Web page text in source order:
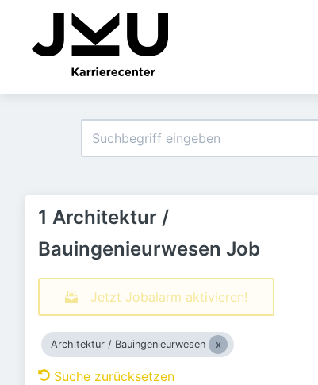
1 Architektur /
Bauingenieurwesen Job
Jetzt Jobalarm aktivieren!
Architektur / Bauingenieurwesen
Suche zurücksetzen